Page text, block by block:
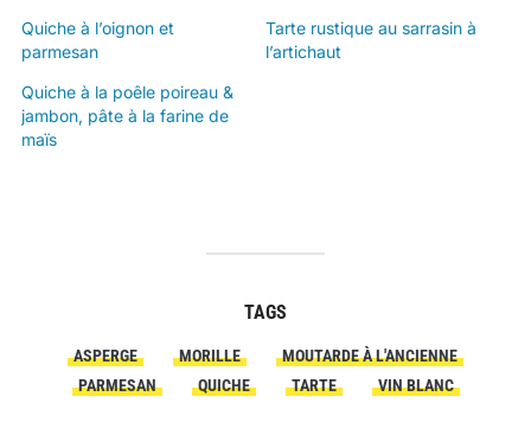
Quiche à l’oignon et
parmesan
Tarte rustique au sarrasin à
l’artichaut
Quiche à la poêle poireau &
jambon, pâte à la farine de
maïs
TAGS
ASPERGE MORILLE
MOUTARDE À L'ANCIENNE
PARMESAN
QUICHE TARTE VIN BLANC